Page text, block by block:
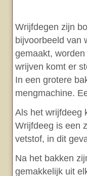
Wrijfdegen zijn
bijvoorbeeld van
gemaakt,
wrijven komt er
In een grotere
mengmachine.
Als het wrijfdeeg
Wrijfdeeg is een
vetstof, in dit
Na het bakken
gemakkelijk uit